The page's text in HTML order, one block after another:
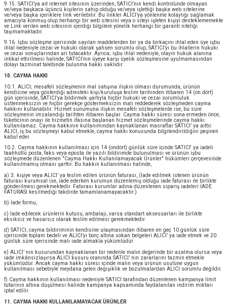
9.15. SATICI’ya ait internet sitesinin üzerinden, SATICI’nın kendi kontrolünde olmayan
ve/veya başkaca üçüncü kişilerin sahip olduğu ve/veya işlettiği başka web sitelerine
ve/veya başka içeriklere link verilebilir. Bu linkler ALICI’ya yönlenme kolaylığı sağlamak
amacıyla konmuş olup herhangi bir web sitesini veya o siteyi işleten kişiyi desteklememekte
ve Link verilen web sitesinin içerdiği bilgilere yönelik herhangi bir garanti niteliği
taşımamaktadır.
9.16. İşbu sözleşme içerisinde sayılan maddelerden bir ya da birkaçını ihlal eden üye işbu
ihlal nedeniyle cezai ve hukuki olarak şahsen sorumlu olup, SATICI’yı bu ihlallerin hukuki
ve cezai sonuçlarından ari tutacaktır. Ayrıca; işbu ihlal nedeniyle, olayın hukuk alanına
intikal ettirilmesi halinde, SATICI’nın üyeye karşı üyelik sözleşmesine uyulmamasından
dolayı tazminat talebinde bulunma hakkı saklıdır.
10. CAYMA HAKKI
10.1. ALICI; mesafeli sözleşmenin mal satışına ilişkin olması durumunda, ürünün
kendisine veya gösterdiği adresteki kişi/kuruluşa teslim tarihinden itibaren 14 (on dört)
gün içerisinde, SATICI’ya bildirmek şartıyla hiçbir hukuki ve cezai sorumluluk
üstlenmeksizin ve hiçbir gerekçe göstermeksizin malı reddederek sözleşmeden cayma
hakkını kullanabilir. Hizmet sunumuna ilişkin mesafeli sözleşmelerde ise, bu süre
sözleşmenin imzalandığı tarihten itibaren başlar. Cayma hakkı süresi sona ermeden önce,
tüketicinin onayı ile hizmetin ifasına başlanan hizmet sözleşmelerinde cayma hakkı
kullanılamaz. Cayma hakkının kullanımından kaynaklanan masraflar SATICI’ ya aittir.
ALICI, iş bu sözleşmeyi kabul etmekle, cayma hakkı konusunda bilgilendirildiğini peşinen
kabul eder.
10.2. Cayma hakkının kullanılması için 14 (ondört) günlük süre içinde SATICI' ya iadeli
taahhütlü posta, faks veya eposta ile yazılı bildirimde bulunulması ve ürünün işbu
sözleşmede düzenlenen "Cayma Hakkı Kullanılamayacak Ürünler" hükümleri çerçevesinde
kullanılmamış olması şarttır. Bu hakkın kullanılması halinde,
a) 3. kişiye veya ALICI’ ya teslim edilen ürünün faturası, (İade edilmek istenen ürünün
faturası kurumsal ise, iade ederken kurumun düzenlemiş olduğu iade faturası ile birlikte
gönderilmesi gerekmektedir. Faturası kurumlar adına düzenlenen sipariş iadeleri İADE
FATURASI kesilmediği takdirde tamamlanamayacaktır.)
b) İade formu,
c) İade edilecek ürünlerin kutusu, ambalajı, varsa standart aksesuarları ile birlikte
eksiksiz ve hasarsız olarak teslim edilmesi gerekmektedir.
d) SATICI, cayma bildiriminin kendisine ulaşmasından itibaren en geç 10 günlük süre
içerisinde toplam bedeli ve ALICI’yı borç altına sokan belgeleri ALICI’ ya iade etmek ve 20
günlük süre içerisinde malı iade almakla yükümlüdür.
e) ALICI’ nın kusurundan kaynaklanan bir nedenle malın değerinde bir azalma olursa veya
iade imkânsızlaşırsa ALICI kusuru oranında SATICI’ nın zararlarını tazmin etmekle
yükümlüdür. Ancak cayma hakkı süresi içinde malın veya ürünün usulüne uygun
kullanılması sebebiyle meydana gelen değişiklik ve bozulmalardan ALICI sorumlu değildir.
f) Cayma hakkının kullanılması nedeniyle SATICI tarafından düzenlenen kampanya limit
tutarının altına düşülmesi halinde kampanya kapsamında faydalanılan indirim miktarı
iptal edilir.
11. CAYMA HAKKI KULLANILAMAYACAK ÜRÜNLER